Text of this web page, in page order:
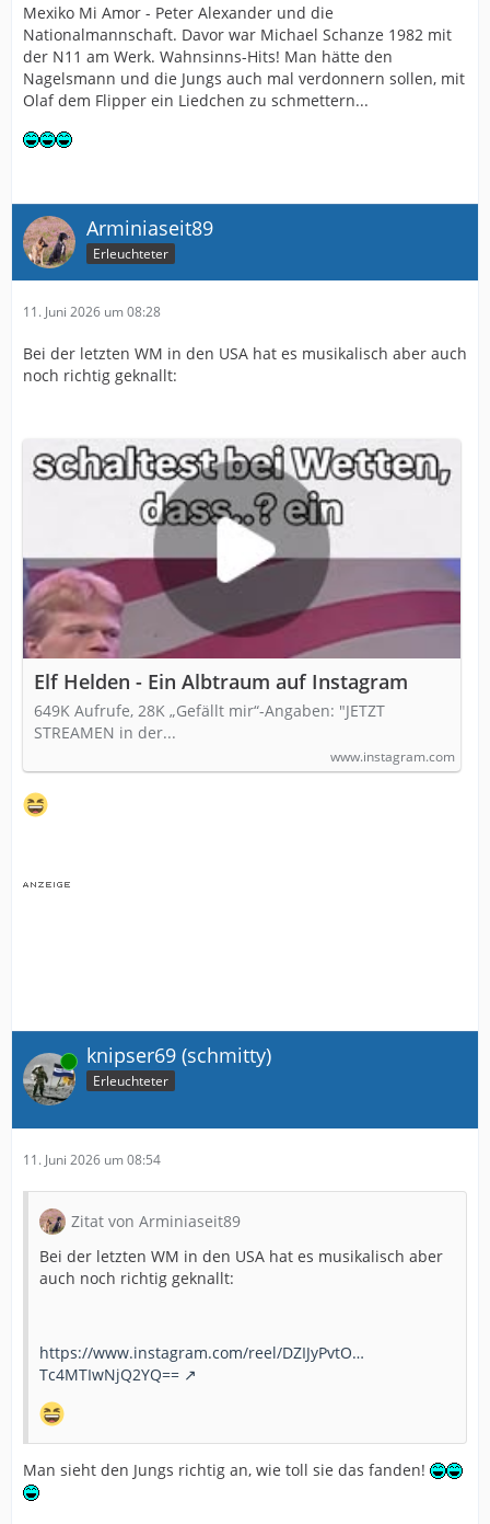
Mexiko Mi Amor - Peter Alexander und die
Nationalmannschaft. Davor war Michael Schanze 1982 mit
der N11 am Werk. Wahnsinns-Hits! Man hätte den
Nagelsmann und die Jungs auch mal verdonnern sollen, mit
Olaf dem Flipper ein Liedchen zu schmettern...
Arminiaseit89
Erleuchteter
11. Juni 2026 um 08:28
Bei der letzten WM in den USA hat es musikalisch aber auch
noch richtig geknallt:
Elf Helden - Ein Albtraum auf Instagram
649K Aufrufe, 28K „Gefällt mir“-Angaben: "JETZT
STREAMEN in der...
www.instagram.com
Online knipser69 (schmitty)
Erleuchteter
11. Juni 2026 um 08:54
Zitat von Arminiaseit89
Bei der letzten WM in den USA hat es musikalisch aber
auch noch richtig geknallt:
https://www.instagram.com/reel/DZIJyPvtO…
Tc4MTIwNjQ2YQ==
Man sieht den Jungs richtig an, wie toll sie das fanden!